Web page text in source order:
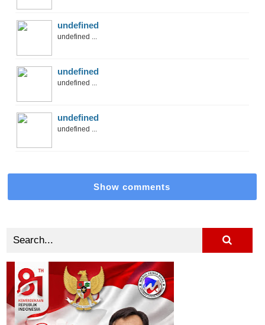
undefined
undefined ...
undefined
undefined ...
undefined
undefined ...
Show comments